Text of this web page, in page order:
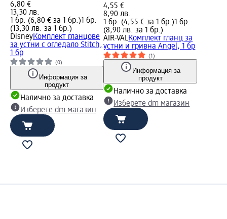
6,80 €
13,30 лв.
1 бр. (6,80 € за 1 бр.)1 бр.
(13,30 лв. за 1 бр.)
DisneyКомплект гланцове
за устни с огледало Stitch,
1 бр
(0)
Информация за
продукт
Налично за доставка
Изберете dm магазин
4,55 €
8,90 лв.
1 бр. (4,55 € за 1 бр.)1 бр.
(8,90 лв. за 1 бр.)
AIR-VALКомплект гланц за
устни и гривна Angel, 1 бр
(1)
Информация за
продукт
Налично за доставка
Изберете dm магазин